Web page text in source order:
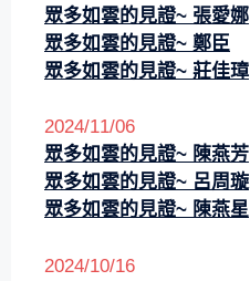
眾多如雲的見證~ 張愛娜
眾多如雲的見證~ 鄭臣
眾多如雲的見證~ 莊佳璋
2024/11/06
眾多如雲的見證~ 陳燕芳
眾多如雲的見證~ 呂周璇
眾多如雲的見證~ 陳燕星
2024/10/16